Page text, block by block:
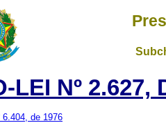
LEI Nº 2.627,
6.404, de 1976